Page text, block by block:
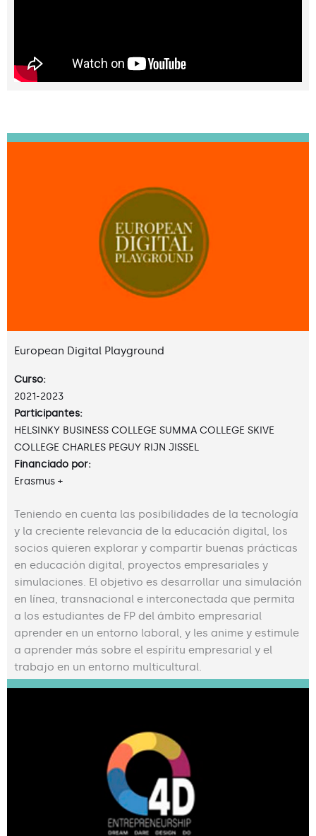
European Digital Playground
Curso:
2021-2023
Participantes:
HELSINKY BUSINESS COLLEGE SUMMA COLLEGE SKIVE
COLLEGE CHARLES PEGUY RIJN JISSEL
Financiado por:
Erasmus +
Teniendo en cuenta las posibilidades de la tecnología
y la creciente relevancia de la educación digital, los
socios quieren explorar y compartir buenas prácticas
en educación digital, proyectos empresariales y
simulaciones. El objetivo es desarrollar una simulación
en línea, transnacional e interconectada que permita
a los estudiantes de FP del ámbito empresarial
aprender en un entorno laboral, y les anime y estimule
a aprender más sobre el espíritu empresarial y el
trabajo en un entorno multicultural.